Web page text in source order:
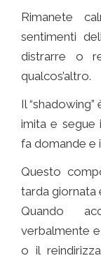
Rimanete
sentimenti
distrarre o
qualcos’altro.
Il
imita e segue
fa domande e
Questo
tarda giornata
Quando
verbalmente
o il